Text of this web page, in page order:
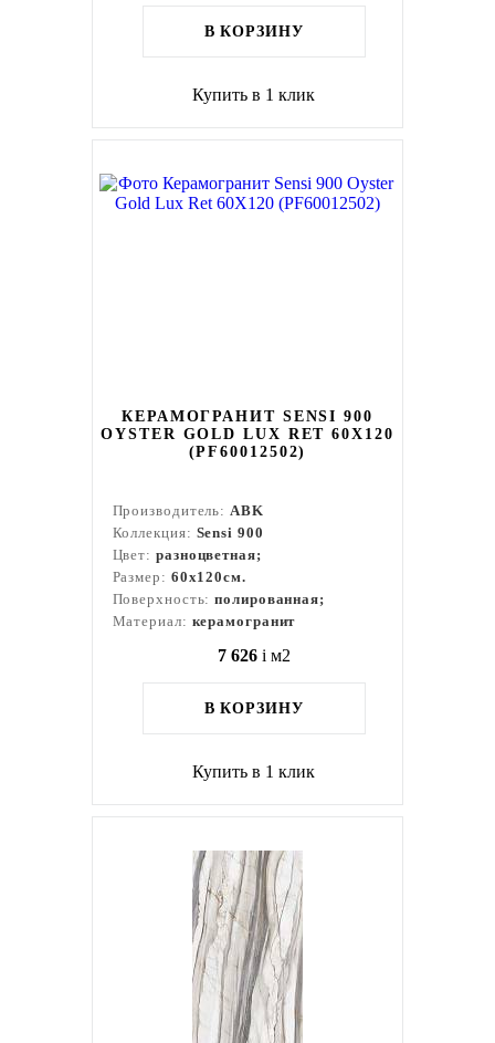
В КОРЗИНУ
Купить в 1 клик
КЕРАМОГРАНИТ SENSI 900
OYSTER GOLD LUX RET 60X120
(PF60012502)
Производитель:ABK
Коллекция: Sensi 900
Цвет: разноцветная;
Размер: 60x120см.
Поверхность:полированная;
Материал: керамогранит
7 626 i м2
В КОРЗИНУ
Купить в 1 клик